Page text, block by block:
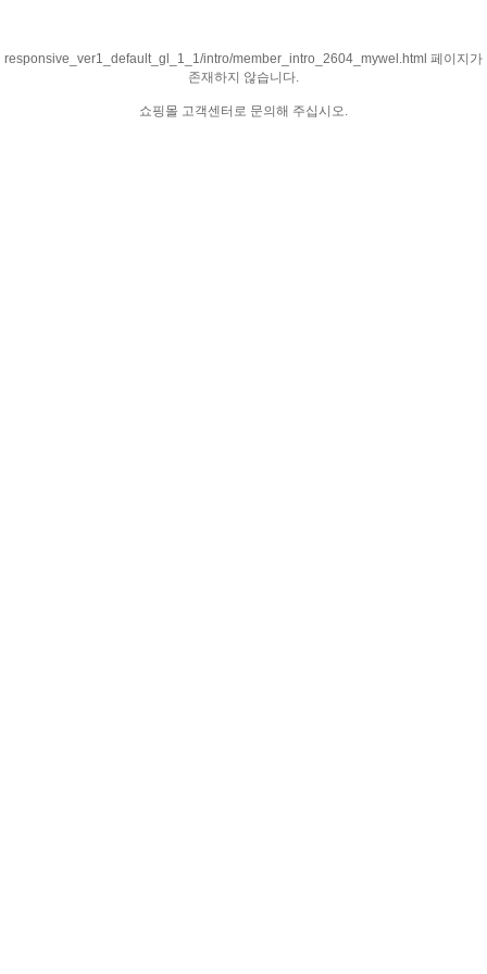
responsive_ver1_default_gl_1_1/intro/member_intro_2604_mywel.html 페이지가
존재하지 않습니다.
쇼핑몰 고객센터로 문의해 주십시오.